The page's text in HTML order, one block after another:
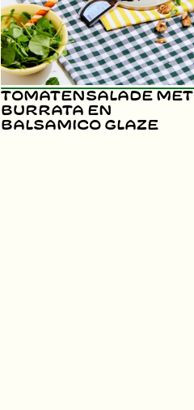
Tomatensalade met
burrata en
balsamico glaze